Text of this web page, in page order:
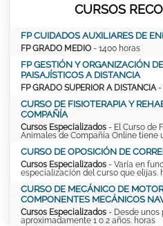
CURSOS
FP CUIDADOS AUXILIARES DE
FP GRADO MEDIO - 1400 horas
FP GESTIÓN Y ORGANIZACIÓN
PAISAJÍSTICOS A DISTANCIA
FP GRADO SUPERIOR A DISTANCIA -
CURSO DE FISIOTERAPIA Y
COMPAÑÍA
Cursos Especializados - El Curso de
Animales de Compañía Online tiene
CURSO DE OPOSICIÓN DE
Cursos Especializados - Varía en
especialización del curso que elijas.
CURSO DE MECÁNICO DE
COMPONENTES MECÁNICOS
Cursos Especializados - Desde unos
aproximadamente 1 o 2 años. horas